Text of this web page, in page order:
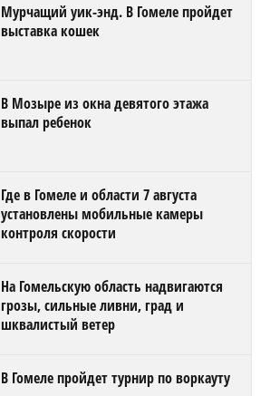
Мурчащий уик-энд. В Гомеле пройдет
выставка кошек
В Мозыре из окна девятого этажа
выпал ребенок
Где в Гомеле и области 7 августа
установлены мобильные камеры
контроля скорости
На Гомельскую область надвигаются
грозы, сильные ливни, град и
шквалистый ветер
В Гомеле пройдет турнир по воркауту